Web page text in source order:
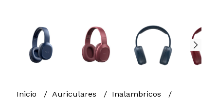
Inicio Auriculares
Inalambricos